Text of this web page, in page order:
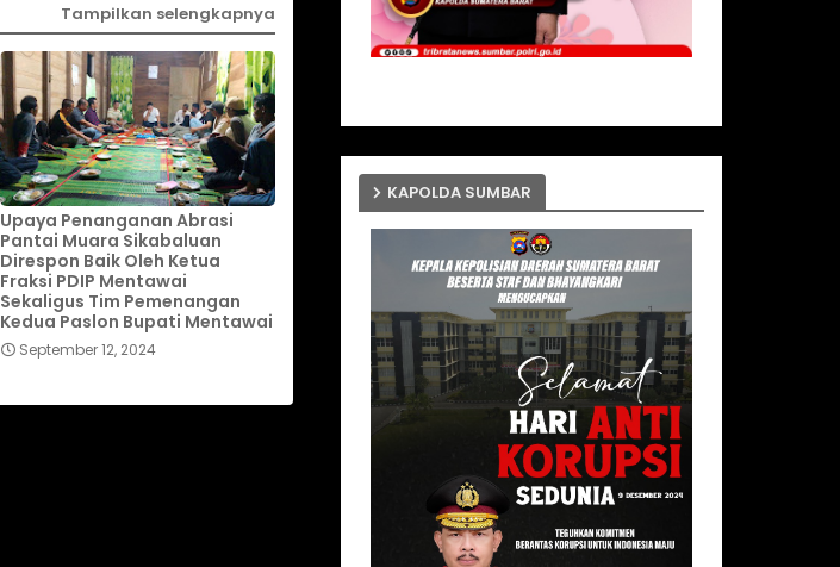
Tampilkan selengkapnya
Upaya Penanganan Abrasi
Pantai Muara Sikabaluan
Direspon Baik Oleh Ketua
Fraksi PDIP Mentawai
Sekaligus Tim Pemenangan
Kedua Paslon Bupati Mentawai
September 12, 2024
KAPOLDA SUMBAR